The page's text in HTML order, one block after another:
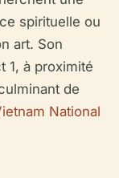
spirituelle ou
art. Son
1, à proximité
de
National